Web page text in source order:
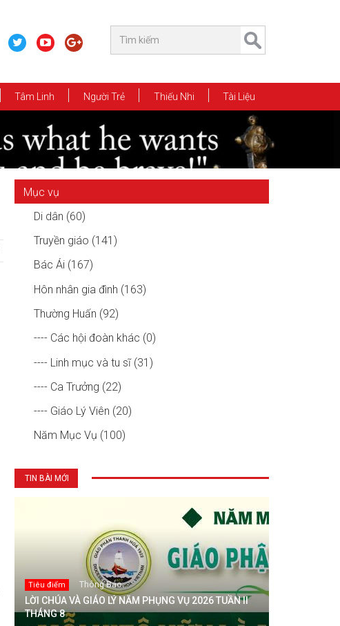
Tâm Linh Người Trẻ Thiếu Nhi Tài Liệu
Mục vụ
Di dân (60)
Truyền giáo (141)
Bác Ái (167)
Hôn nhân gia đình (163)
Thường Huấn (92)
---- Các hội đoàn khác (0)
---- Linh mục và tu sĩ (31)
---- Ca Trưởng (22)
---- Giáo Lý Viên (20)
Năm Mục Vụ (100)
TIN BÀI MỚI
Tiêu điểm Thông Báo
LỜI CHÚA VÀ GIÁO LÝ NĂM PHỤNG VỤ 2026 TUẦN II
THÁNG 8